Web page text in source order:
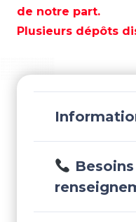
CONIQUE
25
GS72491
de notre part.
Plusieurs dépôts
Besoins